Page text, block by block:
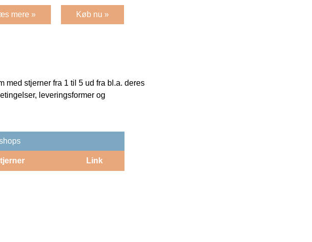
mere » Køb nu »
stjerner fra 1 til 5 ud fra bl.a. deres
leveringsformer og
Link